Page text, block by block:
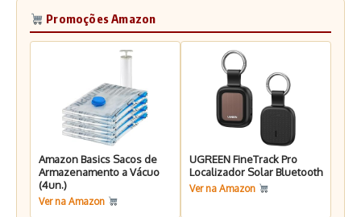
Promoções Amazon
Amazon Basics Sacos de
Armazenamento a Vácuo
(4un.)
Ver na Amazon
UGREEN FineTrack Pro
Localizador Solar Bluetooth
Ver na Amazon